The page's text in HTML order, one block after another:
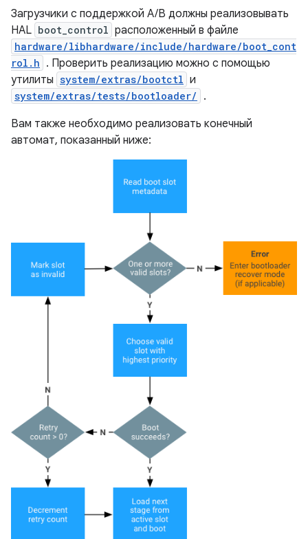
Загрузчики с поддержкой A/B должны реализовывать
HAL boot_control расположенный в файле
hardware/libhardware/include/hardware/boot_cont
rol.h . Проверить реализацию можно с помощью
утилиты system/extras/bootctl и
system/extras/tests/bootloader/
.
Вам также необходимо реализовать конечный
автомат, показанный ниже: